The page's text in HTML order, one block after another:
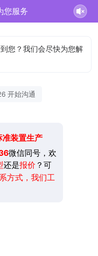
您服务
您？我们会尽快为您解
开始沟通
准装置生产
微信同号，欢
还是报价 ？可
方式，我们工